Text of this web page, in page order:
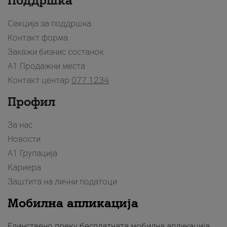
Секција за поддршка
Контакт форма
Закажи бизнис состанок
A1 Продажни места
Контакт центар 077 1234
Профил
За нас
Новости
А1 Групација
Кариера
Заштита на лични податоци
Мобилна апликација